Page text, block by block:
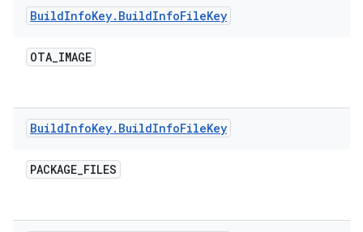
BuildInfoKey. BuildInfoFileKey
OTA_IMAGE
BuildInfoKey. BuildInfoFileKey
PACKAGE_FILES